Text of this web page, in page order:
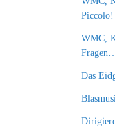
Piccolo!
WMC,
Fragen…
Das